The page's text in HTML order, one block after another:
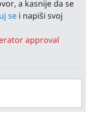
a kasnije da se
se i napiši svoj
approval